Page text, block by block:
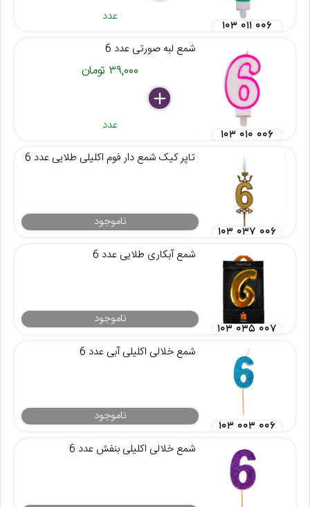
عدد
۱۰۳ ۰۱۱ ۰۰۶
شمع لبه صورتی عدد 6
۳۹,۰۰۰ تومان
delete
remove
add
عدد
۱۰۳ ۰۱۰ ۰۰۶
تاپر کیک شمع دار فوم اکلیلی طلایی عدد 6
ناموجود
۱۰۳ ۰۳۷ ۰۰۶
شمع آبکاری طلایی عدد 6
ناموجود
۱۰۳ ۰۳۵ ۰۰۷
شمع خلالی اکلیلی آبی عدد 6
ناموجود
۱۰۳ ۰۰۳ ۰۰۶
شمع خلالی اکلیلی بنفش عدد 6